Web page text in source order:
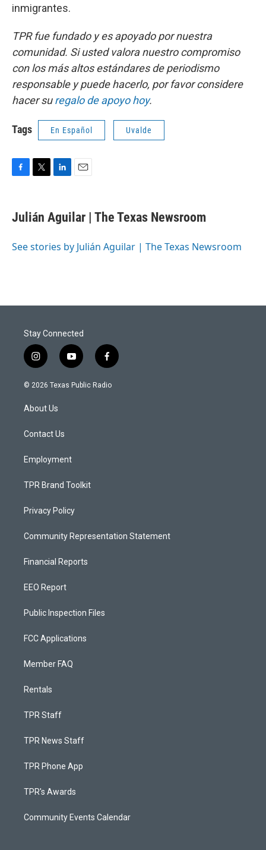
inmigrantes.
TPR fue fundado y es apoyado por nuestra
comunidad. Si usted valora nuestro compromiso
con los más altos estándares de periodismo
responsable y puede hacerlo, por favor considere
hacer suregalo de apoyo hoy.
Tags En Español Uvalde
e
b
o
t
t
r
k
e
I
i
l
Julián Aguilar | The Texas Newsroom
See stories by Julián Aguilar | The Texas Newsroom
Stay Connected
i
n
s
a
g
a
y
o
u
f
a
c
© 2026 Texas Public Radio
About Us
Contact Us
Employment
TPR Brand Toolkit
Privacy Policy
Community Representation Statement
Financial Reports
EEO Report
Public Inspection Files
FCC Applications
Member FAQ
Rentals
TPR Staff
TPR News Staff
TPR Phone App
TPR's Awards
Community Events Calendar